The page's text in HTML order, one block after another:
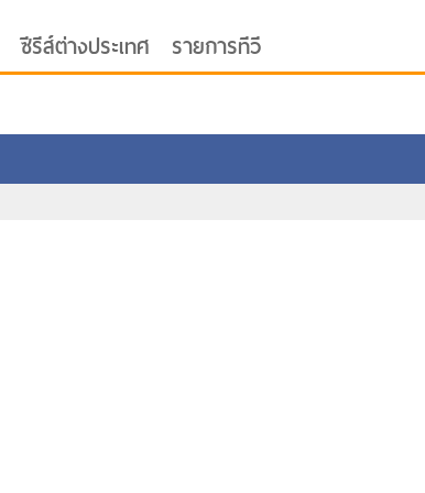
ซีรีส์ต่างประเทศ รายการทีวี